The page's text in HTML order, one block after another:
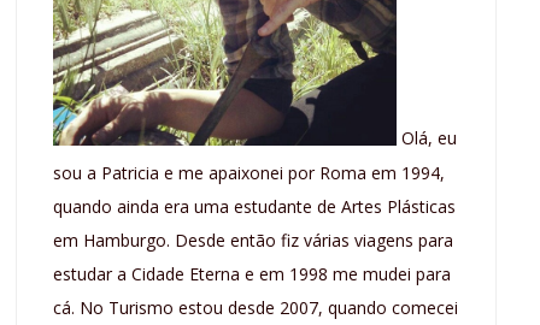
Olá, eu
sou a Patricia e me apaixonei por Roma em 1994,
quando ainda era uma estudante de Artes Plásticas
em Hamburgo. Desde então fiz várias viagens para
estudar a Cidade Eterna e em 1998 me mudei para
cá. No Turismo estou desde 2007, quando comecei